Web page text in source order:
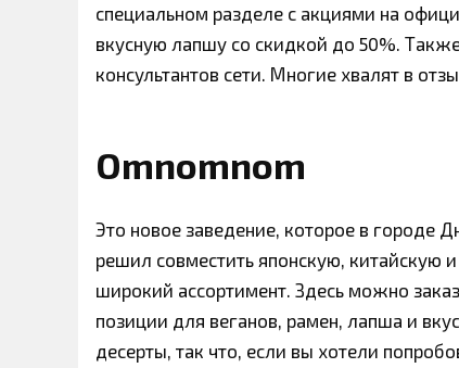
специальном разделе с акциями на
вкусную лапшу со скидкой до 50%.
консультантов сети. Многие хвалят в
Omnomnom
Это новое заведение, которое в городе
решил совместить японскую, китайскую
широкий ассортимент. Здесь можно
позиции для веганов, рамен, лапша и
десерты, так что, если вы хотели